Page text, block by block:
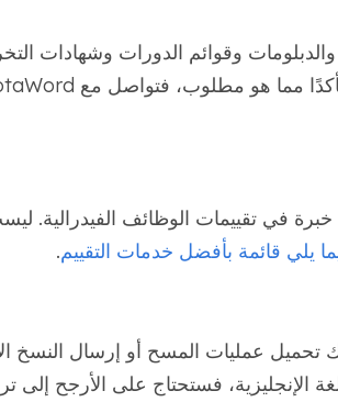
وقوائم الدورات وشهادات
خبرة في تقييمات الوظائف الفيدرالية.
يلي قائمة بأفضل خدمات التقييم.
تحميل عمليات المسح أو إرسال النسخ
الإنجليزية، فستحتاج على الأرجح إلى